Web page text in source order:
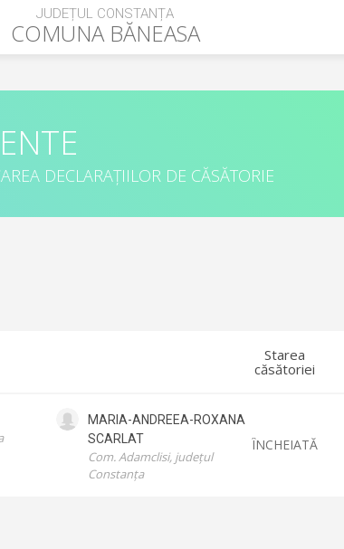
JUDEȚUL CONSTANȚA
COMUNA BĂNEASA
DECLARAȚIILOR DE CĂSĂTORIE
Starea
căsătoriei
MARIA-ANDREEA-ROXANA
SCARLAT
Com. Adamclisi, județul
Constanța
ÎNCHEIATĂ